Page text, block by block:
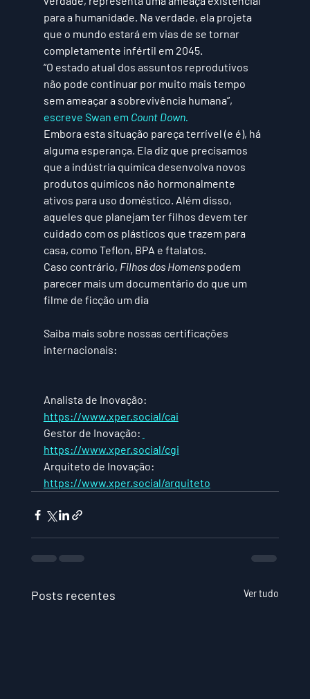
para a humanidade. Na verdade, ela projeta
que o mundo estará em vias de se tornar
completamente infértil em 2045.
“O estado atual dos assuntos reprodutivos
não pode continuar por muito mais tempo
sem ameaçar a sobrevivência humana”,
escreve Swan em Count Down.
Embora esta situação pareça terrível (e é), há
alguma esperança. Ela diz que precisamos
que a indústria química desenvolva novos
produtos químicos não hormonalmente
ativos para uso doméstico. Além disso,
aqueles que planejam ter filhos devem ter
cuidado com os plásticos que trazem para
casa, como Teflon, BPA e ftalatos.
Caso contrário, Filhos dos Homens podem
parecer mais um documentário do que um
filme de ficção um dia
Saiba mais sobre nossas certificações
internacionais:
Analista de Inovação:
https://www.xper.social/cai
Gestor de Inovação:
https://www.xper.social/cgi
Arquiteto de Inovação:
https://www.xper.social/arquiteto
Posts recentes Ver tudo